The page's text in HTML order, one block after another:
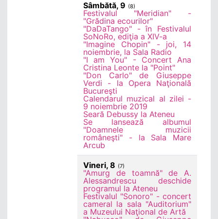
Sâmbătă, 9 (8)
Festivalul "Meridian" -
"Grădina ecourilor"
"DaDaTango" - în Festivalul
SoNoRo, ediţia a XIV-a
"Imagine Chopin" - joi, 14
noiembrie, la Sala Radio
"I am You" - Concert Ana
Cristina Leonte la "Point"
"Don Carlo" de Giuseppe
Verdi - la Opera Naţională
Bucureşti
Calendarul muzical al zilei -
9 noiembrie 2019
Seară Debussy la Ateneu
Se lansează albumul
"Doamnele muzicii
româneşti" - la Sala Mare
Arcub
Vineri, 8 (7)
"Amurg de toamnă" de A.
Alessandrescu deschide
programul la Ateneu
Festivalul "Sonoro" - concert
cameral la sala "Auditorium"
a Muzeului Naţional de Artă